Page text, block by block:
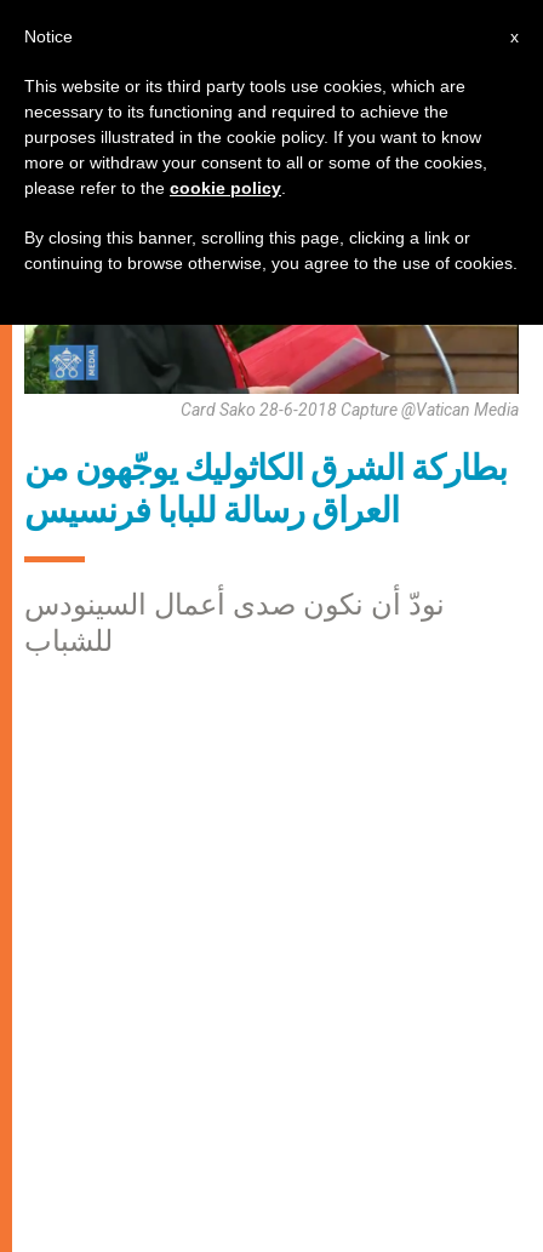
كنيسة محليّة
Card Sako 28-6-2018 Capture @Vatican Media
بطاركة الشرق الكاثوليك يوجّهون من
العراق رسالة للبابا فرنسيس
نودّ أن نكون صدى أعمال السينودس
للشباب
x
Notice
This website or its third party tools use cookies, which are
necessary to its functioning and required to achieve the
purposes illustrated in the cookie policy. If you want to know
more or withdraw your consent to all or some of the cookies,
please refer to the cookie policy
By closing this banner, scrolling this page, clicking a link or
continuing to browse otherwise, you agree to the use of cookies.